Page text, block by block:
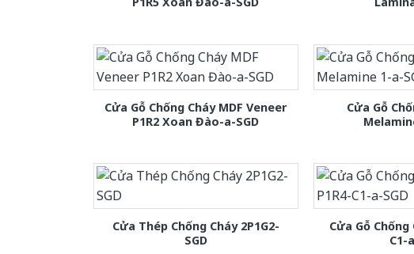
Cửa Gỗ Chống Cháy MDF Veneer
P1R2 Xoan Đào-a-SGD
Cửa Gỗ
Cửa Thép Chống Cháy 2P1G2-
SGD
Cửa Gỗ Chống
C1-